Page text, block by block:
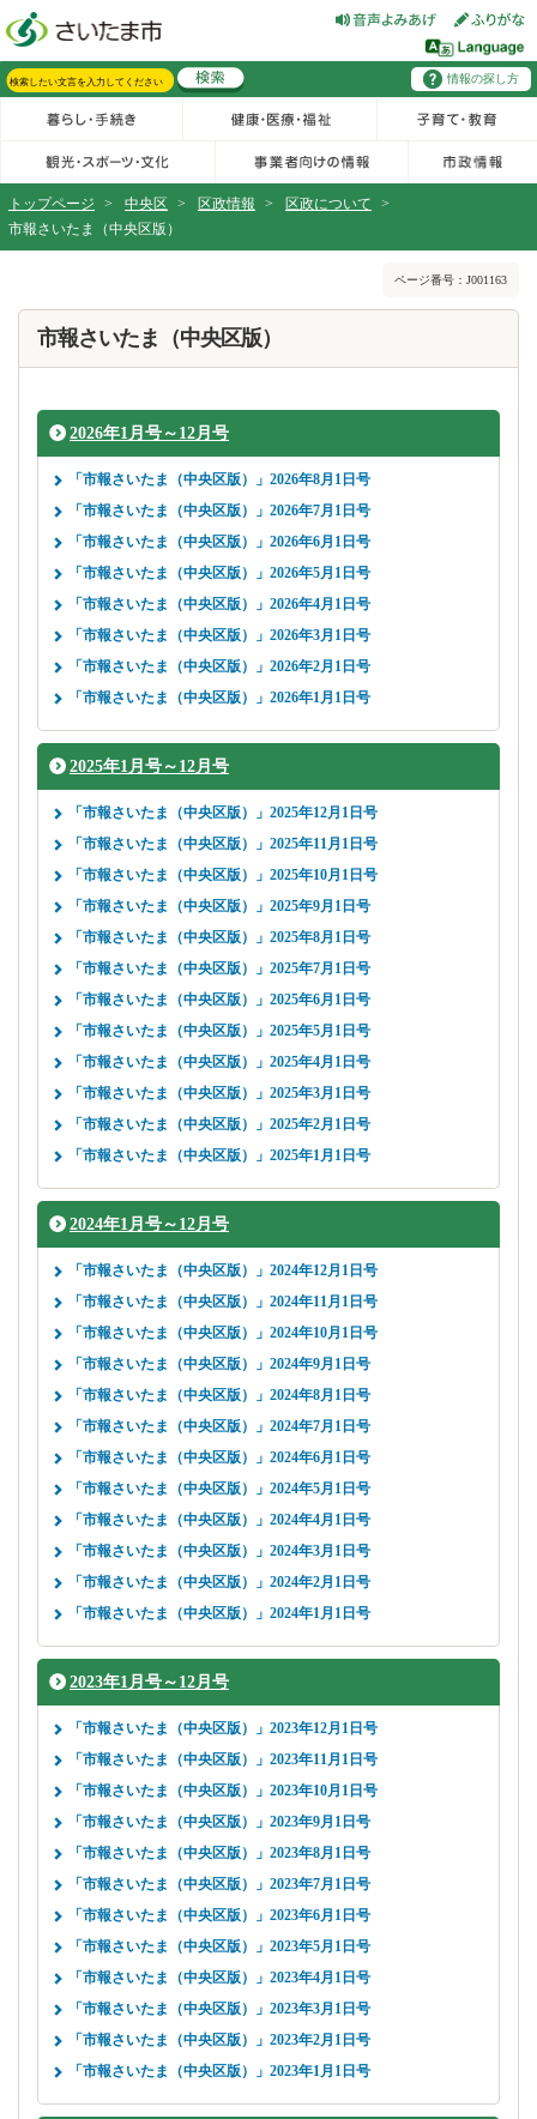
情報の探し方
トップページ > 中央区 > 区政情報 > 区政について
>
市報さいたま（中央区版）
ページ番号：J001163
市報さいたま（中央区版）
2026年1月号～12月号
「市報さいたま（中央区版）」2026年8月1日号
「市報さいたま（中央区版）」2026年7月1日号
「市報さいたま（中央区版）」2026年6月1日号
「市報さいたま（中央区版）」2026年5月1日号
「市報さいたま（中央区版）」2026年4月1日号
「市報さいたま（中央区版）」2026年3月1日号
「市報さいたま（中央区版）」2026年2月1日号
「市報さいたま（中央区版）」2026年1月1日号
2025年1月号～12月号
「市報さいたま（中央区版）」2025年12月1日号
「市報さいたま（中央区版）」2025年11月1日号
「市報さいたま（中央区版）」2025年10月1日号
「市報さいたま（中央区版）」2025年9月1日号
「市報さいたま（中央区版）」2025年8月1日号
「市報さいたま（中央区版）」2025年7月1日号
「市報さいたま（中央区版）」2025年6月1日号
「市報さいたま（中央区版）」2025年5月1日号
「市報さいたま（中央区版）」2025年4月1日号
「市報さいたま（中央区版）」2025年3月1日号
「市報さいたま（中央区版）」2025年2月1日号
「市報さいたま（中央区版）」2025年1月1日号
2024年1月号～12月号
「市報さいたま（中央区版）」2024年12月1日号
「市報さいたま（中央区版）」2024年11月1日号
「市報さいたま（中央区版）」2024年10月1日号
「市報さいたま（中央区版）」2024年9月1日号
「市報さいたま（中央区版）」2024年8月1日号
「市報さいたま（中央区版）」2024年7月1日号
「市報さいたま（中央区版）」2024年6月1日号
「市報さいたま（中央区版）」2024年5月1日号
「市報さいたま（中央区版）」2024年4月1日号
「市報さいたま（中央区版）」2024年3月1日号
「市報さいたま（中央区版）」2024年2月1日号
「市報さいたま（中央区版）」2024年1月1日号
2023年1月号～12月号
「市報さいたま（中央区版）」2023年12月1日号
「市報さいたま（中央区版）」2023年11月1日号
「市報さいたま（中央区版）」2023年10月1日号
「市報さいたま（中央区版）」2023年9月1日号
「市報さいたま（中央区版）」2023年8月1日号
「市報さいたま（中央区版）」2023年7月1日号
「市報さいたま（中央区版）」2023年6月1日号
「市報さいたま（中央区版）」2023年5月1日号
「市報さいたま（中央区版）」2023年4月1日号
「市報さいたま（中央区版）」2023年3月1日号
「市報さいたま（中央区版）」2023年2月1日号
「市報さいたま（中央区版）」2023年1月1日号